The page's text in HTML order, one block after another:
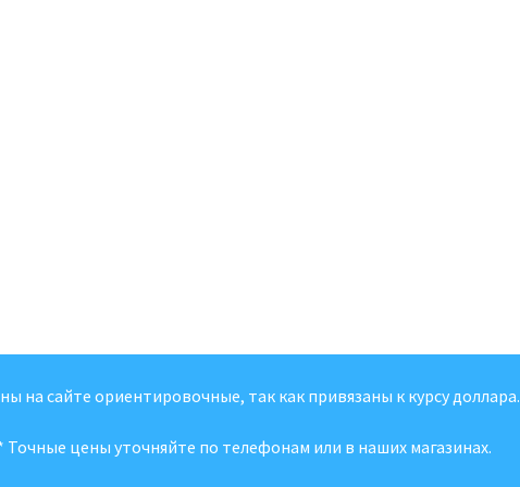
на сайте ориентировочные, так как привязаны к курсу доллара.
Точные цены уточняйте по телефонам или в наших магазинах.